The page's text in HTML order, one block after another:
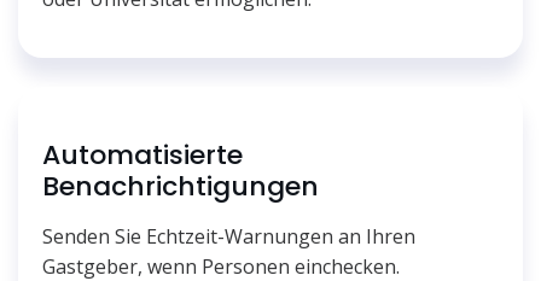
Automatisierte
Benachrichtigungen
Senden Sie Echtzeit-Warnungen an Ihren
Gastgeber, wenn Personen einchecken.